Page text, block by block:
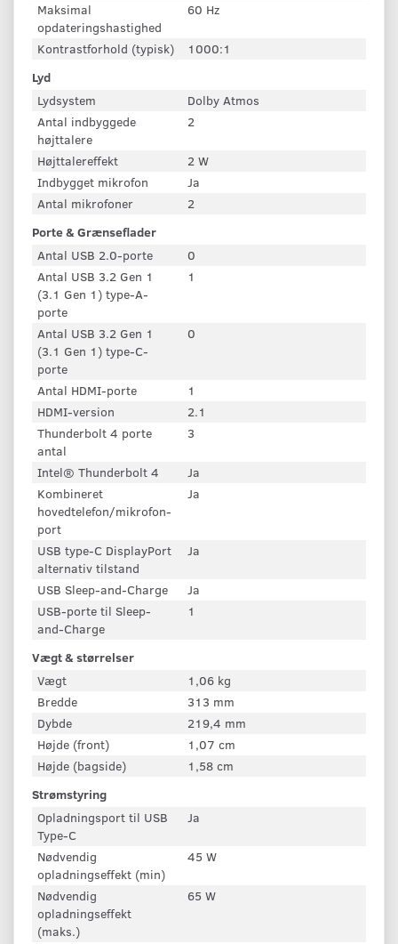
Maksimal
opdateringshastighed
60 Hz
Kontrastforhold (typisk)
1000:1
Lyd
Lydsystem
Dolby Atmos
Antal indbyggede
højttalere
2
Højttalereffekt
2 W
Indbygget mikrofon
Ja
Antal mikrofoner
2
Porte & Grænseflader
Antal USB 2.0-porte
0
Antal USB 3.2 Gen 1
(3.1 Gen 1) type-A-
porte
1
Antal USB 3.2 Gen 1
(3.1 Gen 1) type-C-
porte
0
Antal HDMI-porte
1
HDMI-version
2.1
Thunderbolt 4 porte
antal
3
Intel® Thunderbolt 4
Ja
Kombineret
hovedtelefon/mikrofon-
port
Ja
USB type-C DisplayPort
alternativ tilstand
Ja
USB Sleep-and-Charge
Ja
USB-porte til Sleep-
and-Charge
1
Vægt & størrelser
Vægt
1,06 kg
Bredde
313 mm
Dybde
219,4 mm
Højde (front)
1,07 cm
Højde (bagside)
1,58 cm
Strømstyring
Opladningsport til USB
Type-C
Ja
Nødvendig
opladningseffekt (min)
45 W
Nødvendig
opladningseffekt
(maks.)
65 W